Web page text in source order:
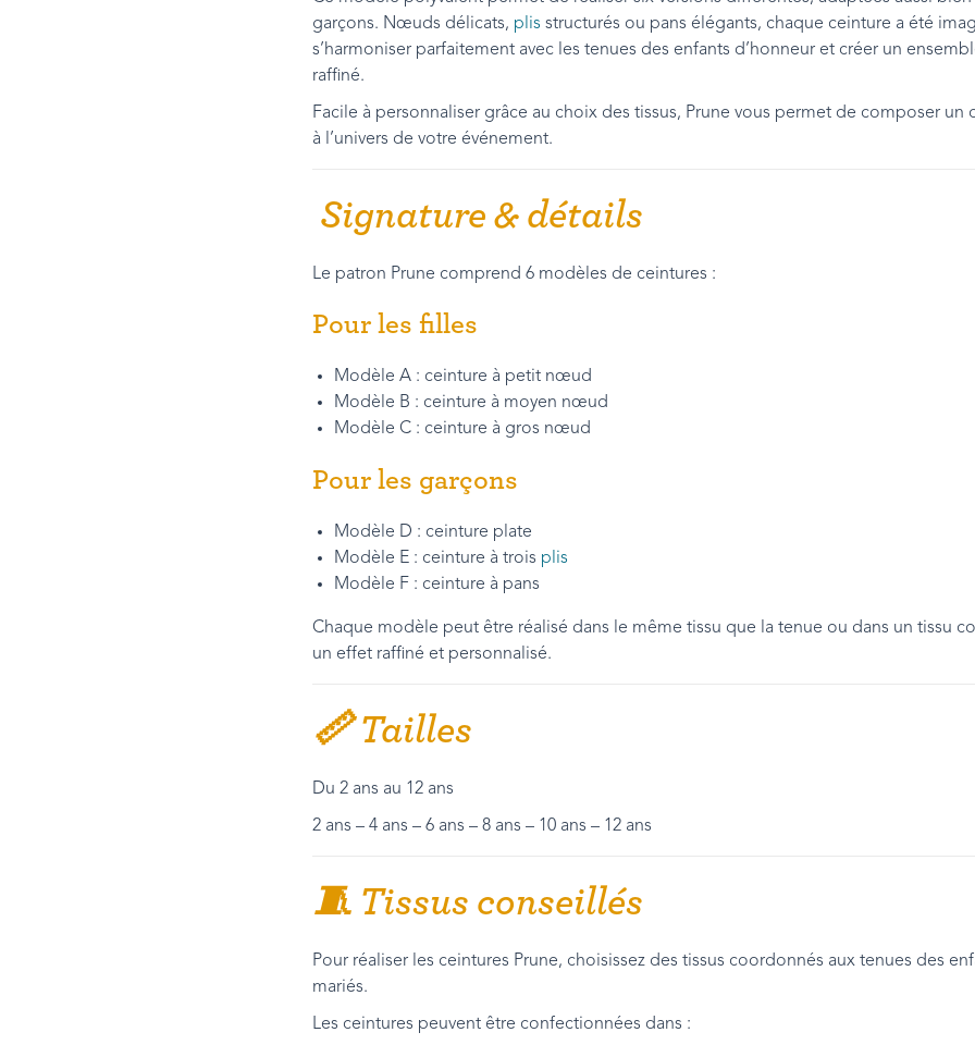
garçons. Nœuds délicats, plis structurés ou pans élégants, chaque ceinture a été
s’harmoniser parfaitement avec les tenues des enfants d’honneur et créer un
raffiné.
Facile à personnaliser grâce au choix des tissus, Prune vous permet de composer
à l’univers de votre événement.
Signature & détails
Le patron Prune comprend 6 modèles de ceintures :
Pour les filles
Modèle A : ceinture à petit nœud
Modèle B : ceinture à moyen nœud
Modèle C : ceinture à gros nœud
Pour les garçons
Modèle D : ceinture plate
Modèle E : ceinture à trois plis
Modèle F : ceinture à pans
Chaque modèle peut être réalisé dans le même tissu que la tenue ou dans un tissu
un effet raffiné et personnalisé.
📏 Tailles
Du 2 ans au 12 ans
2 ans – 4 ans – 6 ans – 8 ans – 10 ans – 12 ans
🧵 Tissus conseillés
Pour réaliser les ceintures Prune, choisissez des tissus coordonnés aux tenues des
mariés.
Les ceintures peuvent être confectionnées dans :